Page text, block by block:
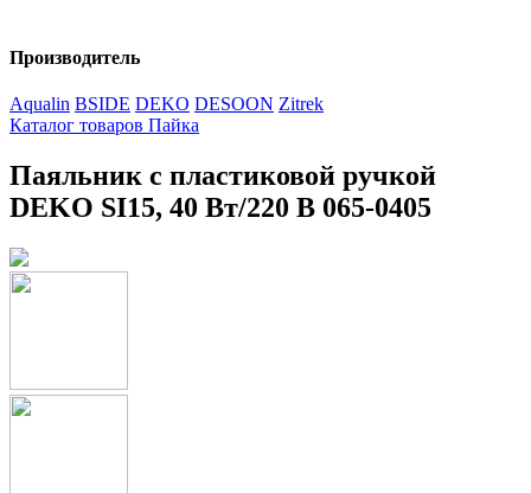
Производитель
Aqualin BSIDE DEKO DESOON Zitrek
Каталог товаров Пайка
Паяльник с пластиковой ручкой
DEKO SI15, 40 Вт/220 В 065-0405